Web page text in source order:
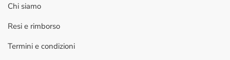
Chi siamo
Resi e rimborso
Termini e condizioni